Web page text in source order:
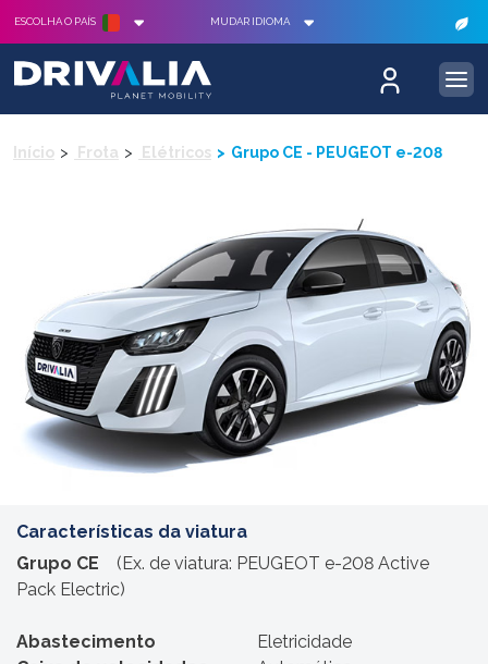
ESCOLHA O PAÍS MUDAR IDIOMA
Início Frota Elétricos Grupo CE - PEUGEOT e-208
Características da viatura
Grupo CE
(Ex. de viatura: PEUGEOT e-208 Active
Pack Electric)
Abastecimento
Eletricidade